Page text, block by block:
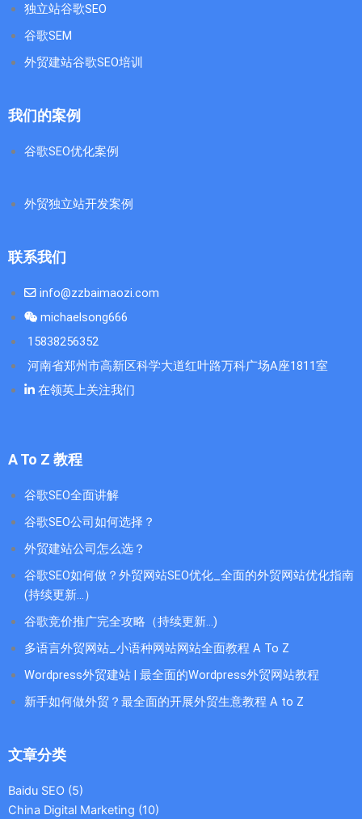
独立站谷歌SEO
谷歌SEM
外贸建站谷歌SEO培训
我们的案例
谷歌SEO优化案例
外贸独立站开发案例
联系我们
info@zzbaimaozi.com
michaelsong666
15838256352
河南省郑州市高新区科学大道红叶路万科广场A座1811室
在领英上关注我们
A To Z 教程
谷歌SEO全面讲解
谷歌SEO公司如何选择？
外贸建站公司怎么选？
谷歌SEO如何做？外贸网站SEO优化_全面的外贸网站优化指南
(持续更新...）
谷歌竞价推广完全攻略（持续更新…)
多语言外贸网站_小语种网站网站全面教程 A To Z
Wordpress外贸建站 | 最全面的Wordpress外贸网站教程
新手如何做外贸？最全面的开展外贸生意教程 A to Z
文章分类
Baidu SEO (5)
China Digital Marketing (10)